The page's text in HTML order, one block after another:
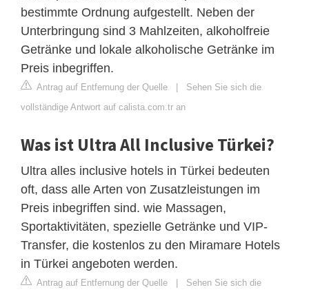
bestimmte Ordnung aufgestellt. Neben der
Unterbringung sind 3 Mahlzeiten, alkoholfreie
Getränke und lokale alkoholische Getränke im
Preis inbegriffen.
Antrag auf Entfernung der Quelle | Sehen Sie sich die
vollständige Antwort auf calista.com.tr an
Was ist Ultra All Inclusive Türkei?
Ultra alles inclusive hotels in Türkei bedeuten
oft, dass alle Arten von Zusatzleistungen im
Preis inbegriffen sind. wie Massagen,
Sportaktivitäten, spezielle Getränke und VIP-
Transfer, die kostenlos zu den Miramare Hotels
in Türkei angeboten werden.
Antrag auf Entfernung der Quelle | Sehen Sie sich die